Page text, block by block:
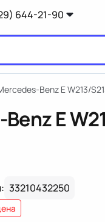
644-21-90
Benz E W213/
E
33210432250